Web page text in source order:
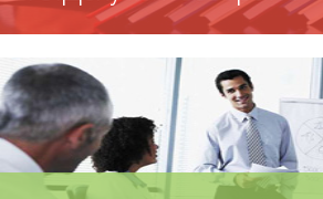
CRM-система позволяет:
вести учет клиентов,
проводить анализ базы клиентов, управлять продажами,
управлять рабочим временем (тайм-менеджмент),
управлять маркетингом (анкетирование, e-mail
рассылки), автоматизировать бизнес-процессы,
формировать отчетность (воронка продаж, анализ
клиентской базы и т.п.). Суть CRM — извлечение
максимальной пользы от взаимоотношений с каждым
«1С:Управление холдингом 8»
–
решение класса CPМ, предназначенное для
автоматизации широкого спектра задач,
учетом, планированием и контролем
холдингов различного масштаба. Программный
предназначен для комплексной автоматизации
управляющих компаний холдингов и охватывает
основные области управленческого и
бюджетирование и централизованное
Программный
предназначен для
методологии и
улучшения
анализа
«1С:Документооборот 8»
автоматизации учета
сотрудников, контроля
дисциплины. Программа
многопользовательскую